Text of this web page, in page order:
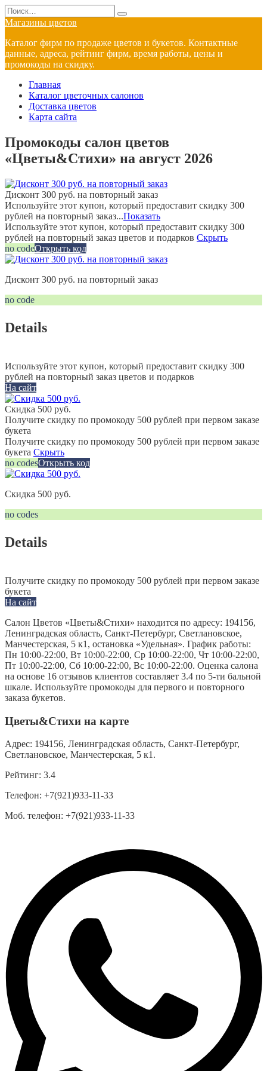
Перейти
к
содержанию
Search
for:
Магазины цветов
Каталог фирм по продаже цветов и букетов. Контактные
данные, адреса, рейтинг фирм, время работы, цены и
промокоды на скидку.
Главная
Каталог цветочных салонов
Доставка цветов
Карта сайта
Промокоды салон цветов
«Цветы&Стихи» на август 2026
Дисконт 300 руб. на повторный заказ
Используйте этот купон, который предоставит скидку 300
рублей на повторный заказ...Показать
Используйте этот купон, который предоставит скидку 300
рублей на повторный заказ цветов и подарков Скрыть
no codeОткрыть код
Дисконт 300 руб. на повторный заказ
no code
Details
Используйте этот купон, который предоставит скидку 300
рублей на повторный заказ цветов и подарков
На сайт
Скидка 500 руб.
Получите скидку по промокоду 500 рублей при первом заказе
букета
Получите скидку по промокоду 500 рублей при первом заказе
букета Скрыть
no codesОткрыть код
Скидка 500 руб.
no codes
Details
Получите скидку по промокоду 500 рублей при первом заказе
букета
На сайт
Салон Цветов «Цветы&Стихи» находится по адресу: 194156,
Ленинградская область, Санкт-Петербург, Светлановское,
Манчестерская, 5 к1, остановка «Удельная». График работы:
Пн 10:00-22:00, Вт 10:00-22:00, Ср 10:00-22:00, Чт 10:00-22:00,
Пт 10:00-22:00, Сб 10:00-22:00, Вс 10:00-22:00. Оценка салона
на основе 16 отзывов клиентов составляет 3.4 по 5-ти бальной
шкале. Используйте промокоды для первого и повторного
заказа букетов.
Цветы&Стихи на карте
Адрес: 194156, Ленинградская область, Санкт-Петербург,
Светлановское, Манчестерская, 5 к1.
Рейтинг: 3.4
Телефон: +7(921)933-11-33
Моб. телефон: +7(921)933-11-33